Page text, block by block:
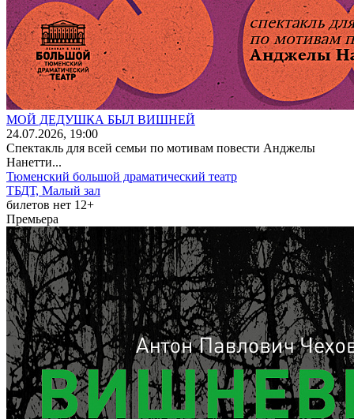
МОЙ ДЕДУШКА БЫЛ ВИШНЕЙ
24.07.2026, 19:00
Спектакль для всей семьи по мотивам повести Анджелы
Нанетти...
Тюменский большой драматический театр
ТБДТ, Малый зал
билетов нет 12+
Премьера